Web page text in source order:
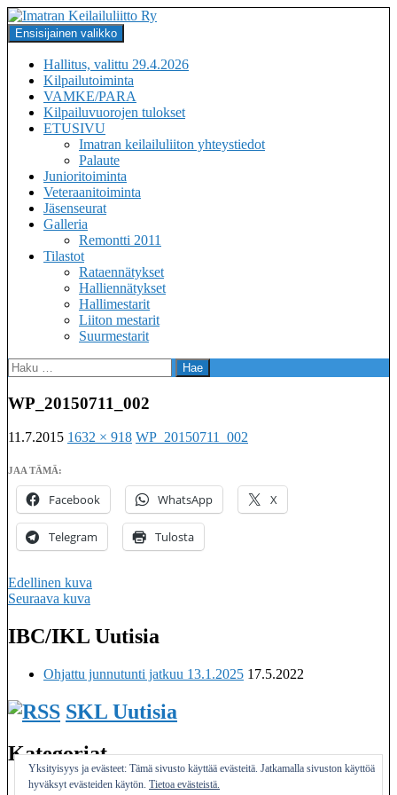
Siirry
sisältöön
Imatran Keilailuliitto Ry
Haku
Ensisijainen valikko
Hallitus, valittu 29.4.2026
Kilpailutoiminta
VAMKE/PARA
Kilpailuvuorojen tulokset
ETUSIVU
Imatran keilailuliiton yhteystiedot
Palaute
Junioritoiminta
Veteraanitoiminta
Jäsenseurat
Galleria
Remontti 2011
Tilastot
Rataennätykset
Halliennätykset
Hallimestarit
Liiton mestarit
Suurmestarit
Haku:
WP_20150711_002
11.7.2015 1632 × 918 WP_20150711_002
JAA TÄMÄ:
Facebook WhatsApp X
Telegram Tulosta
Edellinen kuva
Seuraava kuva
IBC/IKL Uutisia
Ohjattu junnutunti jatkuu 13.1.2025 17.5.2022
SKL Uutisia
Kategoriat
Yleinen
Yksityisyys ja evästeet: Tämä sivusto käyttää evästeitä. Jatkamalla sivuston käyttöä
hyväksyt evästeiden käytön. Tietoa evästeistä.